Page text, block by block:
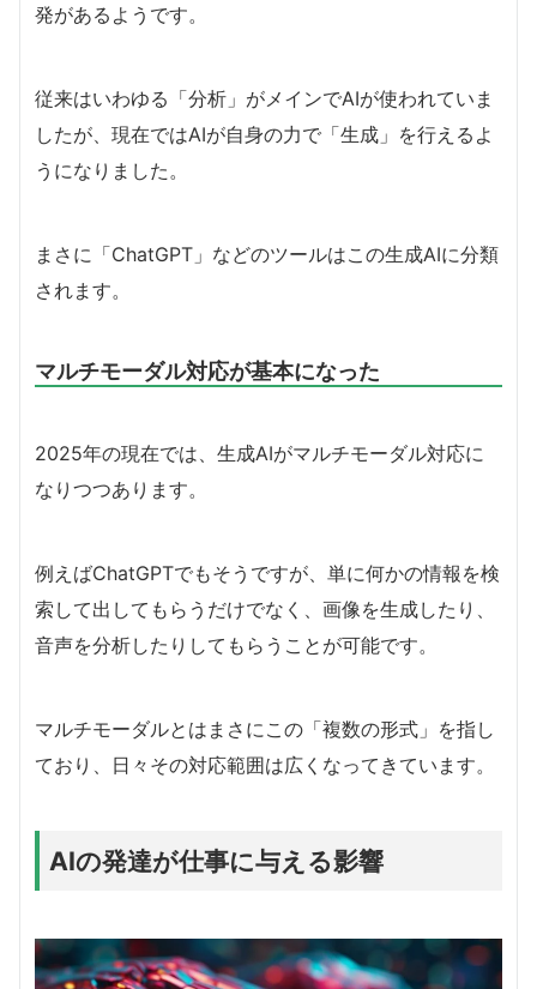
発があるようです。
従来はいわゆる「分析」がメインでAIが使われていま
したが、現在ではAIが自身の力で「生成」を行えるよ
うになりました。
まさに「ChatGPT」などのツールはこの生成AIに分類
されます。
マルチモーダル対応が基本になった
2025年の現在では、生成AIがマルチモーダル対応に
なりつつあります。
例えばChatGPTでもそうですが、単に何かの情報を検
索して出してもらうだけでなく、画像を生成したり、
音声を分析したりしてもらうことが可能です。
マルチモーダルとはまさにこの「複数の形式」を指し
ており、日々その対応範囲は広くなってきています。
AIの発達が仕事に与える影響